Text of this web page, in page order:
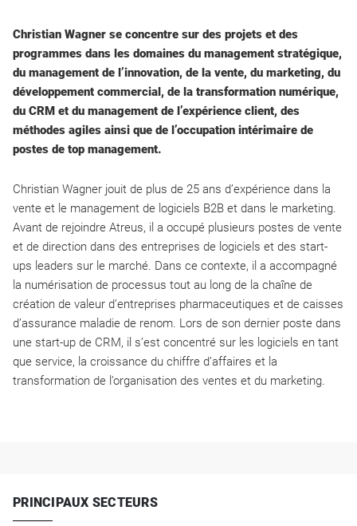
Christian Wagner se concentre sur des projets et des
programmes dans les domaines du management stratégique,
du management de l’innovation, de la vente, du marketing, du
développement commercial, de la transformation numérique,
du CRM et du management de l’expérience client, des
méthodes agiles ainsi que de l’occupation intérimaire de
postes de top management.
Christian Wagner jouit de plus de 25 ans d’expérience dans la
vente et le management de logiciels B2B et dans le marketing.
Avant de rejoindre Atreus, il a occupé plusieurs postes de vente
et de direction dans des entreprises de logiciels et des start-
ups leaders sur le marché. Dans ce contexte, il a accompagné
la numérisation de processus tout au long de la chaîne de
création de valeur d’entreprises pharmaceutiques et de caisses
d’assurance maladie de renom. Lors de son dernier poste dans
une start-up de CRM, il s’est concentré sur les logiciels en tant
que service, la croissance du chiffre d’affaires et la
transformation de l’organisation des ventes et du marketing.
PRINCIPAUX SECTEURS